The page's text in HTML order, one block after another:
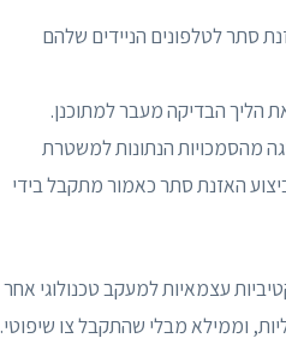
סתר לטלפונים הניידים שלהם
הליך הבדיקה מעבר למתוכנן.
מהסמכויות הנתונות למשטרת
האזנת סתר כאמור מתקבל בידי
פעולות אקטיביות עצמאיות למעקב טכנולוגי אחר
וממילא מבלי שהתקבל צו שיפוטי.